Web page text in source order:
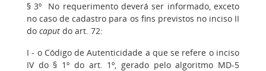
§ 3º No requerimento deverá ser informado, exceto
no caso de cadastro para os fins previstos no inciso II
do caput do art. 72:
I - o Código de Autenticidade a que se refere o inciso
IV do § 1º do art. 1º, gerado pelo algoritmo MD-5